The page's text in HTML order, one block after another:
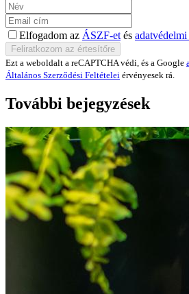
Elfogadom az ÁSZF-et és
Ezt a weboldalt a reCAPTCHA védi, és a Google
Általános Szerződési Feltételei érvényesek rá.
További bejegyzések